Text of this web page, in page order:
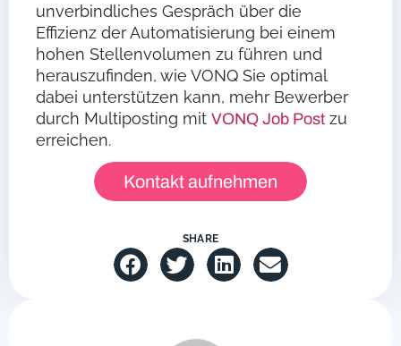
unverbindliches Gespräch über die
Effizienz der Automatisierung bei einem
hohen Stellenvolumen zu führen und
herauszufinden, wie VONQ Sie optimal
dabei unterstützen kann, mehr Bewerber
durch Multiposting mit VONQ Job Post zu
erreichen.
Kontakt aufnehmen
SHARE